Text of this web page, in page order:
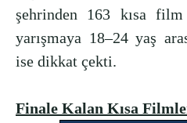
şehrinden 163 kısa
yarışmaya 18–24 yaş
ise dikkat çekti.
Finale Kalan Kısa